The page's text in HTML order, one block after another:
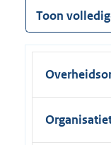
Toon